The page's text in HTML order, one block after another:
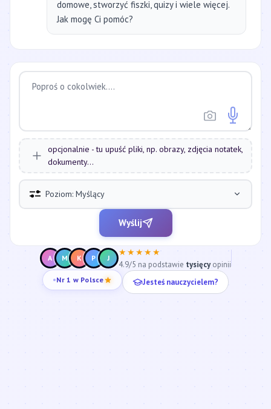
domowe, stworzyć fiszki, quizy i wiele więcej.
Jak mogę Ci pomóc?
opcjonalnie - tu upuść pliki, np. obrazy, zdjęcia notatek,
dokumenty...
Poziom: Myślący
Wyślij
A M K P J
★★★★★
4.9/5 na podstawie tysięcyopinii
Nr 1 w Polsce Jesteś nauczycielem?